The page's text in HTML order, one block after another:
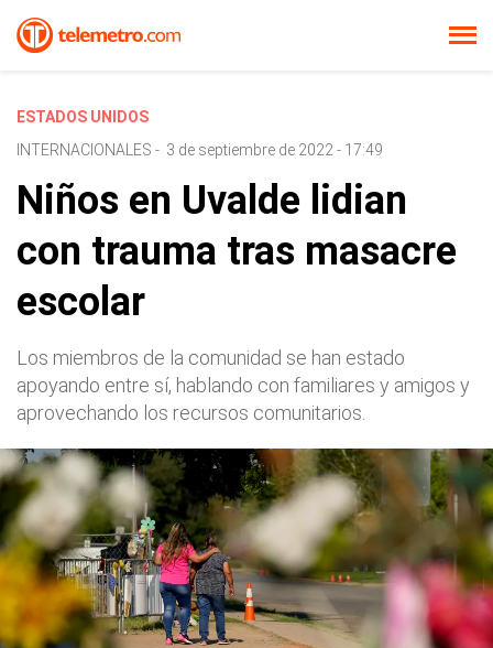
ESTADOS UNIDOS
INTERNACIONALES - 3 de septiembre de 2022 - 17:49
Niños en Uvalde lidian
con trauma tras masacre
escolar
Los miembros de la comunidad se han estado
apoyando entre sí, hablando con familiares y amigos y
aprovechando los recursos comunitarios.